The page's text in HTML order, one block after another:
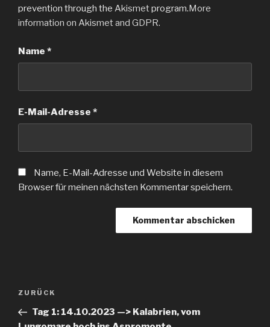
prevention through the Akismetprogram.More
information on Akismet and GDPR.
Name *
E-Mail-Adresse *
Name, E-Mail-Adresse und Website in diesem
Browser für meinen nächsten Kommentar speichern.
Beitragsnavigation
Vorheriger
Beitrag
ZURÜCK
Tag 1: 14.10.2023 —> Kalabrien, vom